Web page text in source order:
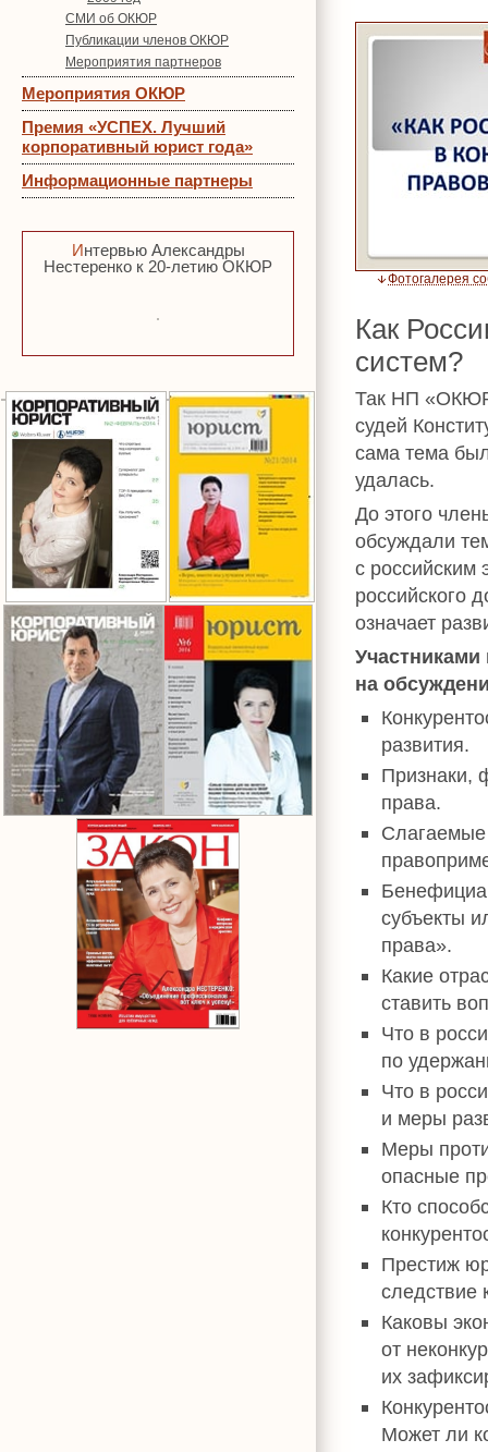
СМИ об ОКЮР
Публикации членов ОКЮР
Мероприятия партнеров
Мероприятия ОКЮР
Премия «УСПЕХ. Лучший
корпоративный юрист года»
Информационные партнеры
Интервью Александры
Нестеренко к 20-летию ОКЮР
Фотогалерея
Как
систем?
Так НП
судей
сама тема
удалась.
До этого
обсуждали
с российским
российского
означает
на
развития.
Признаки,
права.
Слагаемые
субъекты
права».
Какие
ставить
Что в
по
Что в
и меры
Меры
опасные
Кто
Престиж
следствие
Каковы
от
их
Может ли